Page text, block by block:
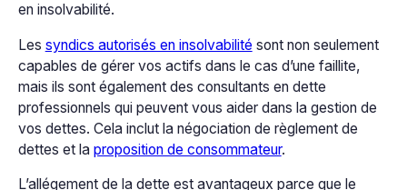
en insolvabilité.
Les syndics autorisés en insolvabilité sont non seulement
capables de gérer vos actifs dans le cas d’une faillite,
mais ils sont également des consultants en dette
professionnels qui peuvent vous aider dans la gestion de
vos dettes. Cela inclut la négociation de règlement de
dettes et la proposition de consommateur.
L’allégement de la dette est avantageux parce que le